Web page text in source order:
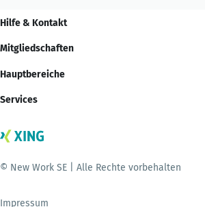
Hilfe & Kontakt
Mitgliedschaften
Hauptbereiche
Services
© New Work SE | Alle Rechte vorbehalten
Impressum